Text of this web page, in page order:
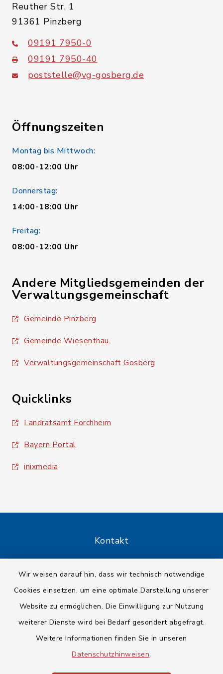
Wir weisen darauf hin, dass wir technisch notwendige
Cookies einsetzen, um eine optimale Darstellung unserer
Website zu ermöglichen. Die Einwilligung zur Nutzung
weiterer Dienste wird bei Bedarf gesondert abgefragt.
Weitere Informationen finden Sie in unseren
Datenschutzhinweisen.
Reuther Str. 1
91361 Pinzberg
09191 7950-0
09191 7950-40
poststelle@vg-gosberg.de
Öffnungszeiten
Montag bis Mittwoch:
08:00-12:00 Uhr
Donnerstag:
14:00-18:00 Uhr
Freitag:
08:00-12:00 Uhr
Andere Mitgliedsgemeinden der
Verwaltungsgemeinschaft
Gemeinde Pinzberg
Gemeinde Wiesenthau
Verwaltungsgemeinschaft Gosberg
Quicklinks
Landratsamt Forchheim
Bayern Portal
inixmedia
Kontakt
Datenschutz
Impressum
Sitemap
Cookie-Einstellungen